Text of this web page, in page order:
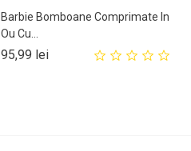
Barbie Bomboane Comprimate In
Ou Cu...
95,99 leiPret